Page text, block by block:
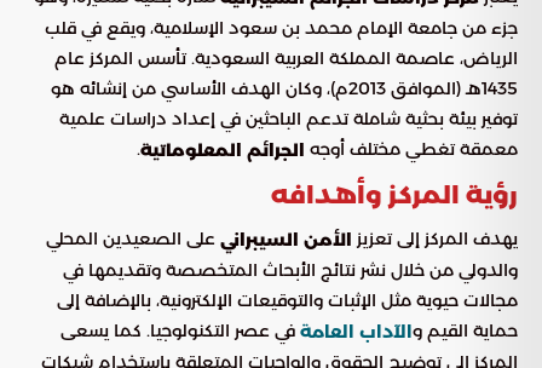
جزء من جامعة الإمام محمد بن سعود الإسلامية، ويقع في قلب
الرياض، عاصمة المملكة العربية السعودية. تأسس المركز عام
1435هـ (الموافق 2013م)، وكان الهدف الأساسي من إنشائه هو
توفير بيئة بحثية شاملة تدعم الباحثين في إعداد دراسات علمية
معمقة تغطي مختلف أوجه الجرائم المعلوماتية.
رؤية المركز وأهدافه
يهدف المركز إلى تعزيز الأمن السيبراني على الصعيدين المحلي
والدولي من خلال نشر نتائج الأبحاث المتخصصة وتقديمها في
مجالات حيوية مثل الإثبات والتوقيعات الإلكترونية، بالإضافة إلى
حماية القيم والآداب العامة في عصر التكنولوجيا. كما يسعى
المركز إلى توضيح الحقوق والواجبات المتعلقة باستخدام شبكات